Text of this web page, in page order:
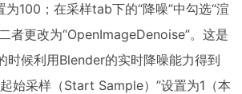
为100；在采样tab下的“降噪”中勾选“渲
者更改为“OpenImageDenoise”。这是
时候利用Blender的实时降噪能力得到
始采样（Start Sample）”设置为1（本